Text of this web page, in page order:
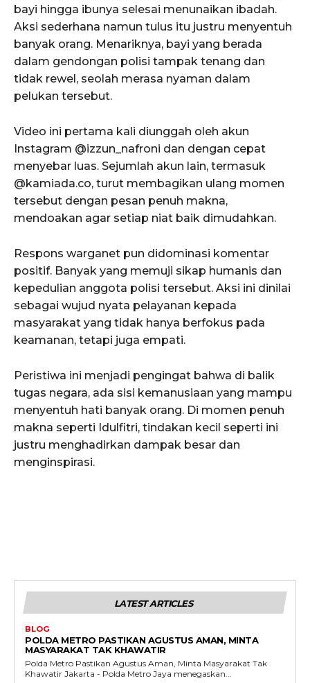
bayi hingga ibunya selesai menunaikan ibadah.
Aksi sederhana namun tulus itu justru menyentuh
banyak orang. Menariknya, bayi yang berada
dalam gendongan polisi tampak tenang dan
tidak rewel, seolah merasa nyaman dalam
pelukan tersebut.
Video ini pertama kali diunggah oleh akun
Instagram @izzun_nafroni dan dengan cepat
menyebar luas. Sejumlah akun lain, termasuk
@kamiada.co, turut membagikan ulang momen
tersebut dengan pesan penuh makna,
mendoakan agar setiap niat baik dimudahkan.
Respons warganet pun didominasi komentar
positif. Banyak yang memuji sikap humanis dan
kepedulian anggota polisi tersebut. Aksi ini dinilai
sebagai wujud nyata pelayanan kepada
masyarakat yang tidak hanya berfokus pada
keamanan, tetapi juga empati.
Peristiwa ini menjadi pengingat bahwa di balik
tugas negara, ada sisi kemanusiaan yang mampu
menyentuh hati banyak orang. Di momen penuh
makna seperti Idulfitri, tindakan kecil seperti ini
justru menghadirkan dampak besar dan
menginspirasi.
LATEST ARTICLES
BLOG
POLDA METRO PASTIKAN AGUSTUS AMAN, MINTA
MASYARAKAT TAK KHAWATIR
Polda Metro Pastikan Agustus Aman, Minta Masyarakat Tak
Khawatir Jakarta - Polda Metro Jaya menegaskan...